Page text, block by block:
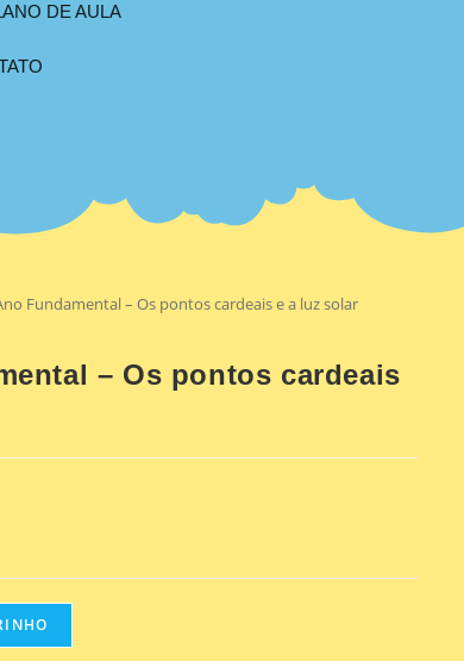
DE AULA
Fundamental – Os pontos cardeais e a luz solar
– Os pontos cardeais